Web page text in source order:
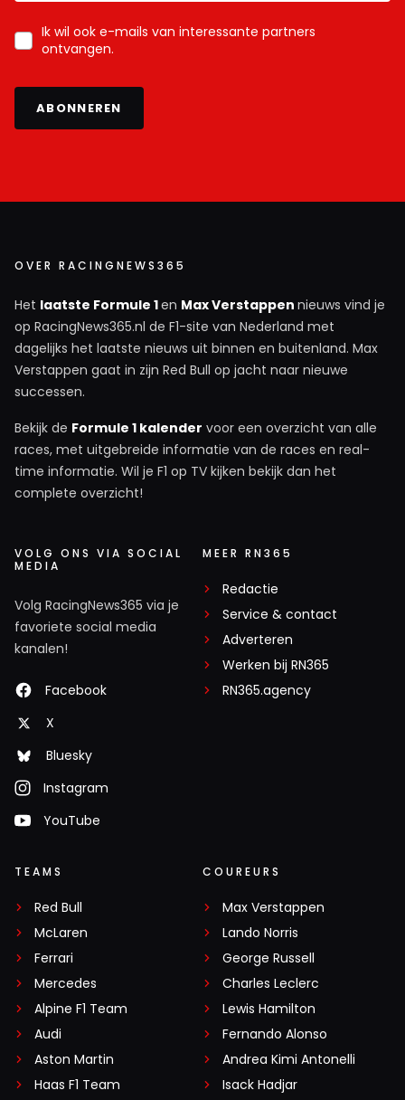
Ik wil ook e-mails van interessante partners
ontvangen.
ABONNEREN
OVER RACINGNEWS365
Het laatste Formule 1en Max Verstappen nieuws vind je
op RacingNews365.nl de F1-site van Nederland met
dagelijks het laatste nieuws uit binnen en buitenland. Max
Verstappen gaat in zijn Red Bull op jacht naar nieuwe
successen.
Bekijk de Formule 1 kalender voor een overzicht van alle
races, met uitgebreide informatie van de races en real-
time informatie. Wil je F1 op TV kijken bekijk dan het
complete overzicht!
VOLG ONS VIA SOCIAL
MEDIA
Volg RacingNews365 via je
favoriete social media
kanalen!
Facebook
X
Bluesky
Instagram
YouTube
MEER RN365
Redactie
Service & contact
Adverteren
Werken bij RN365
RN365.agency
TEAMS
Red Bull
McLaren
Ferrari
Mercedes
Alpine F1 Team
Audi
Aston Martin
Haas F1 Team
COUREURS
Max Verstappen
Lando Norris
George Russell
Charles Leclerc
Lewis Hamilton
Fernando Alonso
Andrea Kimi Antonelli
Isack Hadjar